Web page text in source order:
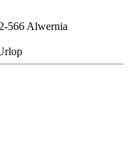
566 Alwernia